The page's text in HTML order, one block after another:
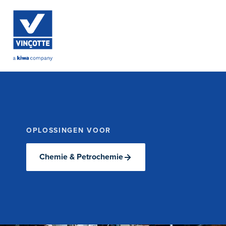
OPLOSSINGEN VOOR
Chemie & Petrochemie